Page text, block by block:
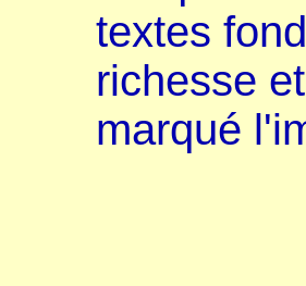
textes
richesse
marqué